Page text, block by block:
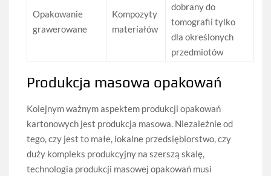
Opakowanie
grawerowane
Kompozyty
materiałów
dobrany do
tomografii tylko
dla określonych
przedmiotów
Produkcja masowa opakowań
Kolejnym ważnym aspektem produkcji opakowań
kartonowych jest produkcja masowa. Niezależnie od
tego, czy jest to małe, lokalne przedsiębiorstwo, czy
duży kompleks produkcyjny na szerszą skalę,
technologia produkcji masowej opakowań musi